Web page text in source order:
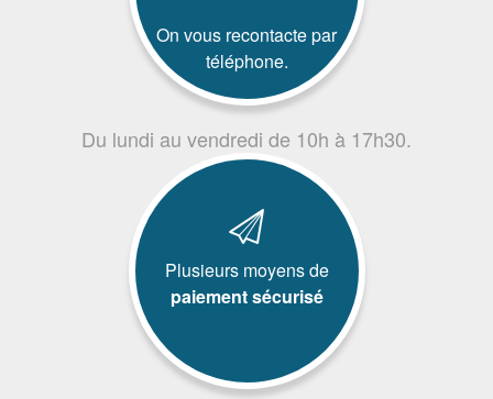
On vous recontacte par
téléphone.
Du lundi au vendredi de 10h à 17h30.
Plusieurs moyens de
paiement sécurisé